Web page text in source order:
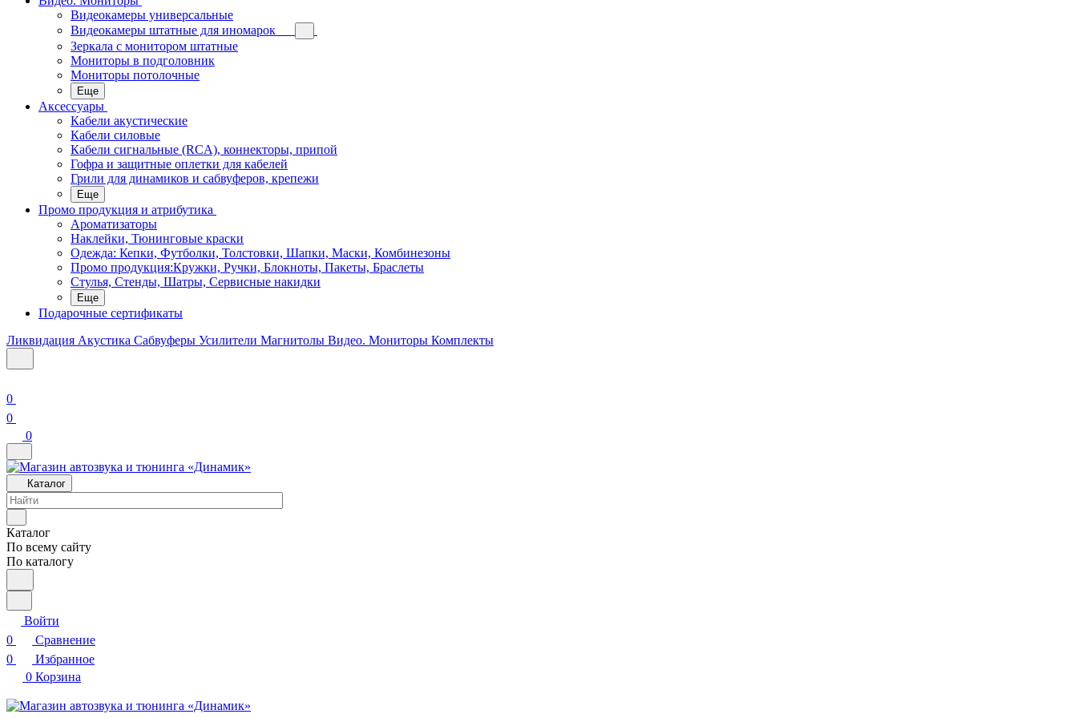
Видеокамеры универсальные
Видеокамеры штатные для иномарок
Зеркала с монитором штатные
Мониторы в подголовник
Мониторы потолочные
Еще
Аксессуары
Кабели акустические
Кабели силовые
Кабели сигнальные (RCA), коннекторы, припой
Гофра и защитные оплетки для кабелей
Грили для динамиков и сабвуферов, крепежи
Еще
Промо продукция и атрибутика
Ароматизаторы
Наклейки, Тюнинговые краски
Одежда: Кепки, Футболки, Толстовки, Шапки, Маски, Комбинезоны
Промо продукция:Кружки, Ручки, Блокноты, Пакеты, Браслеты
Стулья, Стенды, Шатры, Сервисные накидки
Еще
Подарочные сертификаты
Ликвидация Акустика Сабвуферы Усилители Магнитолы Видео. Мониторы Комплекты
0
0
0
Каталог
Каталог
По всему сайту
По каталогу
Войти
0
Сравнение
0
Избранное
0 Корзина